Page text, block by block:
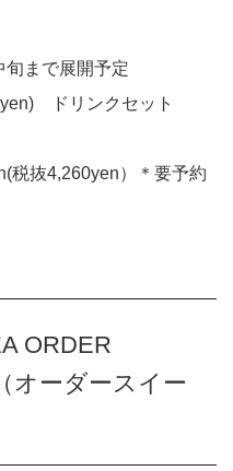
旬まで展開予定
ドリンクセット
4,260yen）＊要予約
ORDER
オーダースイー